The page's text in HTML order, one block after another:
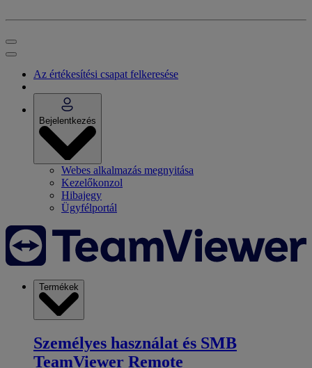
Az értékesítési csapat felkeresése
Bejelentkezés
Webes alkalmazás megnyitása
Kezelőkonzol
Hibajegy
Ügyfélportál
Termékek
Személyes használat és SMB
TeamViewer Remote